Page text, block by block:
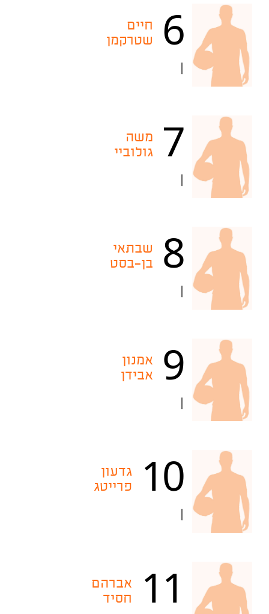
6
חיים
שטרקמן
7
משה
גולוביי
8
שבתאי
בן-בסט
9
אמנון
אבידן
10
גדעון
פרייטג
11
אברהם
חסיד